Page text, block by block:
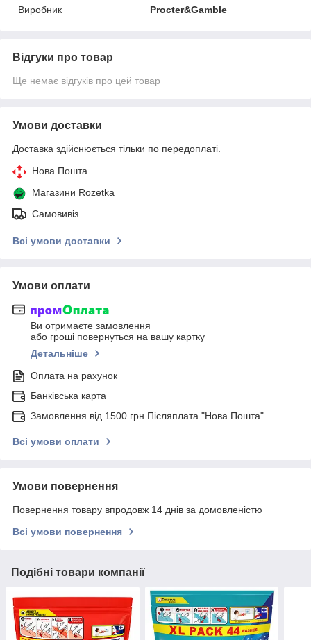
Виробник Procter&Gamble
Відгуки про товар
Ще немає відгуків про цей товар
Умови доставки
Доставка здійснюється тільки по передоплаті.
Нова Пошта
Магазини Rozetka
Самовивіз
Всі умови доставки
Умови оплати
Ви отримаєте замовлення
або гроші повернуться на вашу картку
Детальніше
Оплата на рахунок
Банківська карта
Замовлення від 1500 грн Післяплата "Нова Пошта"
Всі умови оплати
Умови повернення
Повернення товару впродовж 14 днів за домовленістю
Всі умови повернення
Подібні товари компанії